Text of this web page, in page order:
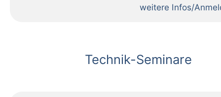
weitere Infos/
Technik-Seminare